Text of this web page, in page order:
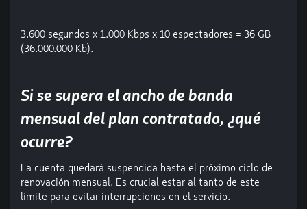
3.600 segundos x 1.000 Kbps x 10 espectadores = 36 GB
(36.000.000 Kb).
Si se supera el ancho de banda
mensual del plan contratado, ¿qué
ocurre?
La cuenta quedará suspendida hasta el próximo ciclo de
renovación mensual. Es crucial estar al tanto de este
límite para evitar interrupciones en el servicio.